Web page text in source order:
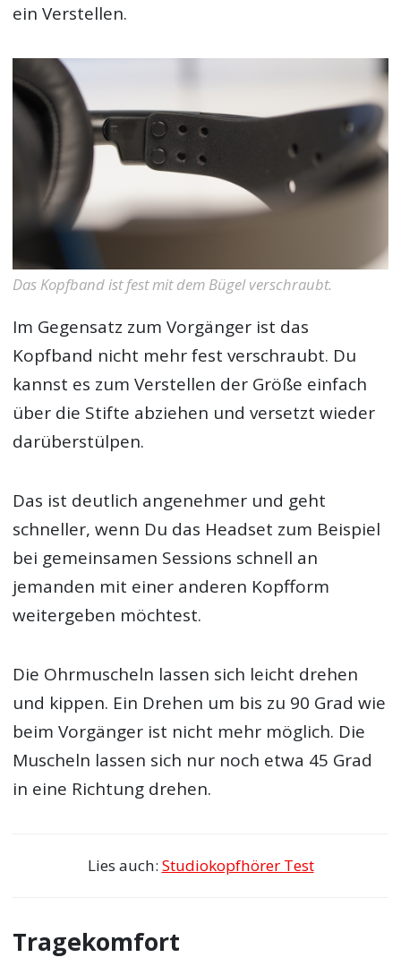
ein Verstellen.
Das Kopfband ist fest mit dem Bügel verschraubt.
Im Gegensatz zum Vorgänger ist das
Kopfband nicht mehr fest verschraubt. Du
kannst es zum Verstellen der Größe einfach
über die Stifte abziehen und versetzt wieder
darüberstülpen.
Das ist deutlich angenehmer und geht
schneller, wenn Du das Headset zum Beispiel
bei gemeinsamen Sessions schnell an
jemanden mit einer anderen Kopfform
weitergeben möchtest.
Die Ohrmuscheln lassen sich leicht drehen
und kippen. Ein Drehen um bis zu 90 Grad wie
beim Vorgänger ist nicht mehr möglich. Die
Muscheln lassen sich nur noch etwa 45 Grad
in eine Richtung drehen.
Lies auch: Studiokopfhörer Test
Tragekomfort